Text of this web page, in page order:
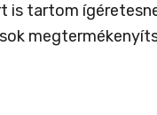
tartom